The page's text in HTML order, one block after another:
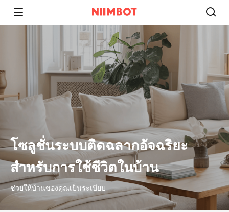
โซลูชั่นระบบติดฉลากอัจฉริยะ
สำหรับการใช้ชีวิตในบ้าน
ช่วยให้บ้านของคุณเป็นระเบียบ